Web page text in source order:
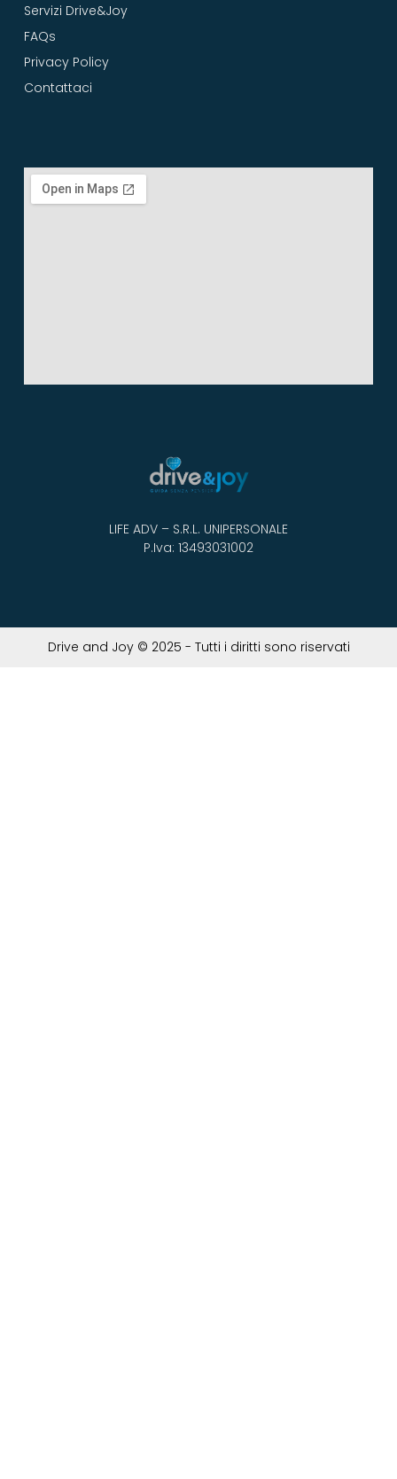
LIFE ADV – S.R.L. UNIPERSONALE
P.Iva: 13493031002
Servizi Drive&Joy
FAQs
Privacy Policy
Contattaci
Drive and Joy © 2025 - Tutti i diritti sono riservati